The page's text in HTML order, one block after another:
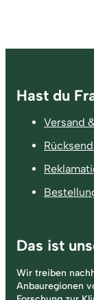
Fußzeile
Hast du
Versand
Das ist
Wir treiben
Anbauregionen